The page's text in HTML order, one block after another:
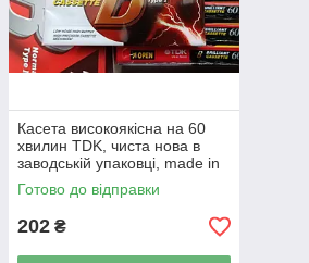
Касета високоякісна на 60
хвилин TDK, чиста нова в
заводській упаковці, made in
Thailand
Готово до відправки
202 ₴